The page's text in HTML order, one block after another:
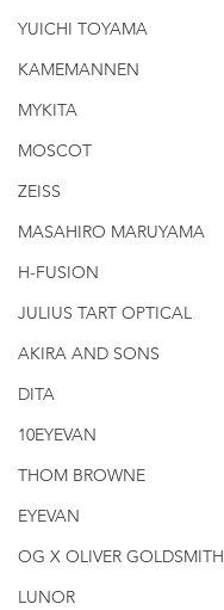
YUICHI TOYAMA
KAMEMANNEN
MYKITA
MOSCOT
ZEISS
MASAHIRO MARUYAMA
H-FUSION
JULIUS TART OPTICAL
AKIRA AND SONS
DITA
10EYEVAN
THOM BROWNE
EYEVAN
OG X OLIVER GOLDSMITH
LUNOR